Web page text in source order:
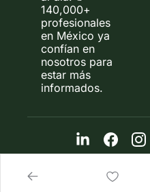
140,000+
profesionales
en México ya
confían en
nosotros para
estar más
informados.